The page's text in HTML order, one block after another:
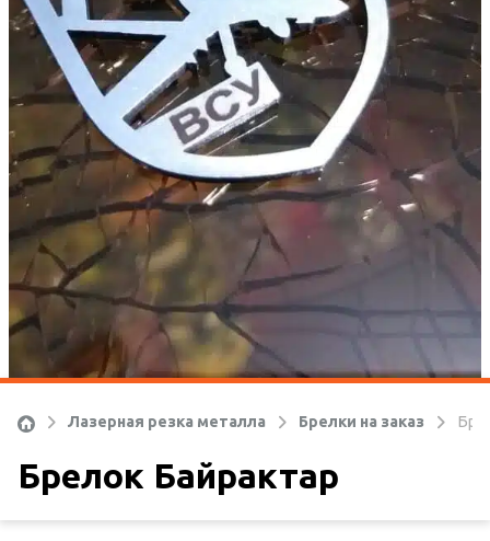
Лазерная резка металла Брелки на заказ
Брелок Байрактар